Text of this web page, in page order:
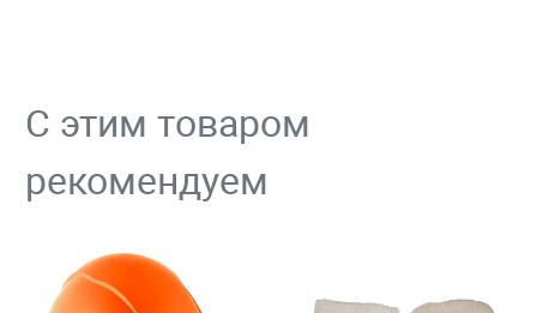
С этим товаром
рекомендуем